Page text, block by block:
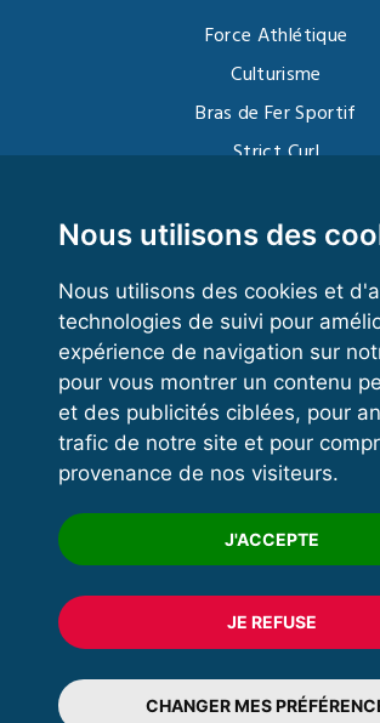
Nous utilisons des
Nous utilisons des cookies et
technologies de suivi pour
expérience de navigation sur
pour vous montrer un contenu
et des publicités ciblées, pour
trafic de notre site et pour
provenance de nos visiteurs.
J'ACCEPTE
JE REFUSE
CHANGER MES
Force Athlétique
Culturisme
Bras de Fer Sportif
Strict Curl
Kettlebell
VOS ESPACES
Espace dirigeant
Espace licencié
Trouver un club
Formation
© 2020 FFFORCE Tous droits
Mentions légales
Plan du site